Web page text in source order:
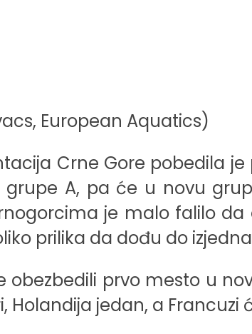
European Aquatics)
Crne Gore pobedila je
A, pa će u novu
je malo falilo da
prilika da dođu do
obezbedili prvo mesto u
Holandija jedan, a